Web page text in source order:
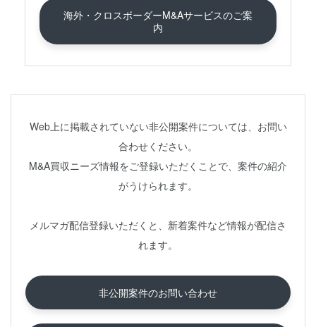
海外・クロスボーダーM&Aサービスのご案
内
Web上に掲載されていない非公開案件については、お問い
合わせください。
M&A買収ニーズ情報をご登録いただくことで、案件の紹介
がうけられます。
メルマガ配信登録いただくと、新着案件など情報が配信さ
れます。
非公開案件のお問い合わせ